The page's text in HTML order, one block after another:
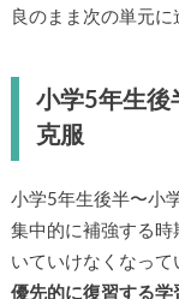
良のまま次の単元に
小学5年生後
克服
小学5年生後半〜小
集中的に補強する
いていけなくなって
優先的に復習する学